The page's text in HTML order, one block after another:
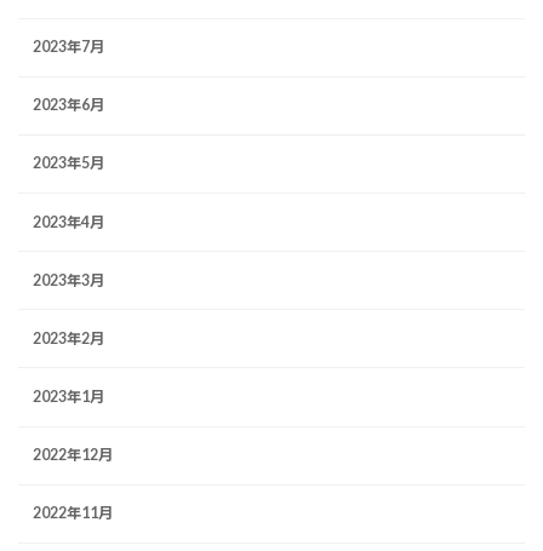
2023年7月
2023年6月
2023年5月
2023年4月
2023年3月
2023年2月
2023年1月
2022年12月
2022年11月